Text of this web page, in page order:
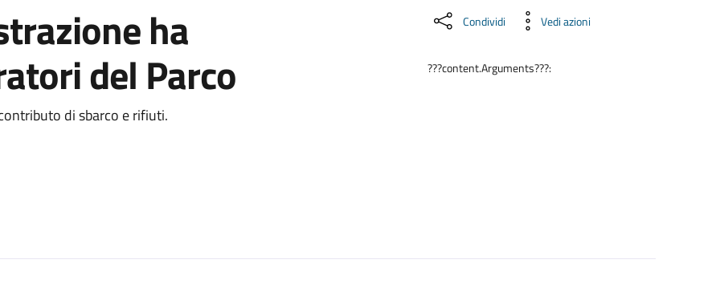
ha
del Parco
di sbarco e rifiuti.
Condividi Vedi azioni
???content.Arguments???: